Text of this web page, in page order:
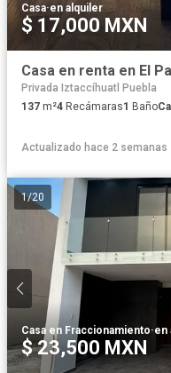
Casa·en alquiler
$ 17,000 MXN
Casa en renta en El
Privada Iztaccíhuatl Puebla
137 m²4 Recámaras1 Baño
Actualizado hace 2 semanas
1/20
Casa en Fraccionamiento·en
$ 23,500 MXN